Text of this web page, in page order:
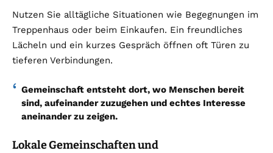
Nutzen Sie alltägliche Situationen wie Begegnungen im
Treppenhaus oder beim Einkaufen. Ein freundliches
Lächeln und ein kurzes Gespräch öffnen oft Türen zu
tieferen Verbindungen.
Gemeinschaft entsteht dort, wo Menschen bereit
sind, aufeinander zuzugehen und echtes Interesse
aneinander zu zeigen.
Lokale Gemeinschaften und